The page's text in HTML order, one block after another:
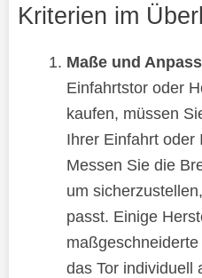
Kriterien im
Maße und
Einfahrtstor oder
kaufen, müssen
Ihrer Einfahrt oder
Messen Sie die
um
passt. Einige
das Tor individuell